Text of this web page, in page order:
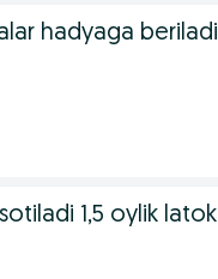
hadyaga beriladi
1,5 oylik latok